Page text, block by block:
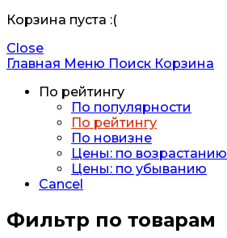
Корзина пуста :(
Close
Главная Меню Поиск Корзина
По рейтингу
По популярности
По рейтингу
По новизне
Цены: по возрастанию
Цены: по убыванию
Cancel
Фильтр по товарам